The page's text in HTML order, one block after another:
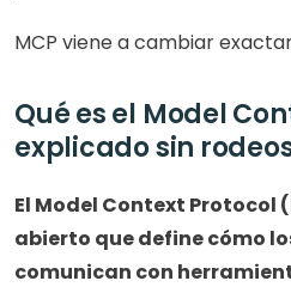
MCP viene a cambiar
Qué es el Model
explicado sin
El Model Context Protocol
abierto que define cómo
comunican con